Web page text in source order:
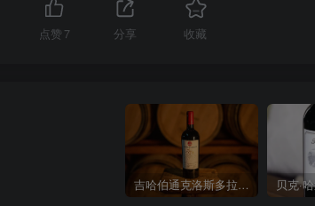
点赞 7 分享 收藏
吉哈伯通克洛斯多拉红葡萄酒 Gérard Bertrand Clos d’ora 2019